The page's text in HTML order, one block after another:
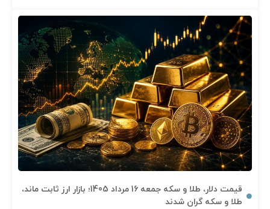
قیمت دلار، طلا و سکه جمعه 16 مرداد 1405؛ بازار ارز ثابت ماند،
طلا و سکه گران شدند